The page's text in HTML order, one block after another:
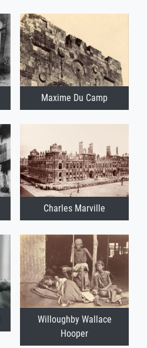
Maxime Du Camp
Charles Marville
Willoughby Wallace
Hooper